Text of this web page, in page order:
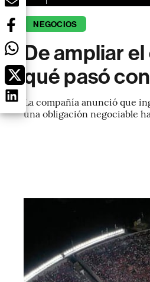
NEGOCIOS
De ampliar
qué pasó
La compañía anunció que
una obligación negociable